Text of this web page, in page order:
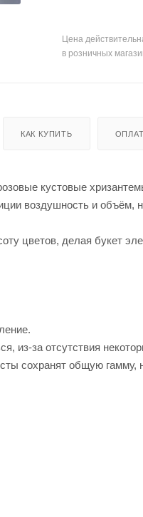
Цена
в розничных
КАК КУПИТЬ
кустовые
воздушность и объём,
цветов, делая букет
из-за отсутствия
сохранят общую гамму,